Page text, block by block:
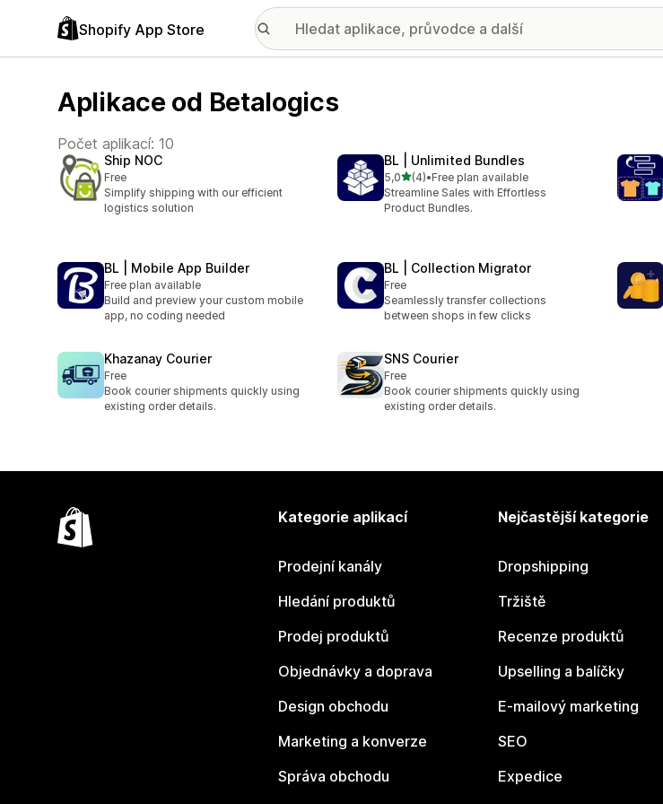
Shopify App Store
Aplikace od Betalogics
Počet aplikací: 10
Ship NOC
Free
Simplify shipping with our efficient
logistics solution
BL | Unlimited Bundles
5,0z 5 hvězd
(4)
Celkový počet recenzí: 4
•Free plan available
Streamline Sales with Effortless
Product Bundles.
BL | Mobile App Builder
Free plan available
Build and preview your custom mobile
app, no coding needed
BL | Collection Migrator
Free
Seamlessly transfer collections
between shops in few clicks
Khazanay Courier
Free
Book courier shipments quickly using
existing order details.
SNS Courier
Free
Book courier shipments quickly using
existing order details.
Kategorie aplikací
Prodejní kanály
Hledání produktů
Prodej produktů
Objednávky a doprava
Design obchodu
Marketing a konverze
Správa obchodu
Nejčastější kategorie
Dropshipping
Tržiště
Recenze produktů
Upselling a balíčky
E-mailový marketing
SEO
Expedice